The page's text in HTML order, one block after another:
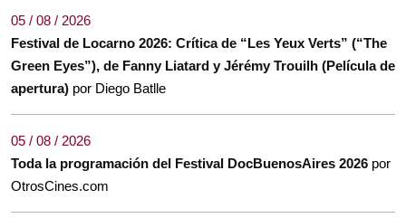
05 / 08 / 2026
Festival de Locarno 2026: Crítica de “Les Yeux Verts” (“The
Green Eyes”), de Fanny Liatard y Jérémy Trouilh (Película de
apertura) por Diego Batlle
05 / 08 / 2026
Toda la programación del Festival DocBuenosAires 2026 por
OtrosCines.com